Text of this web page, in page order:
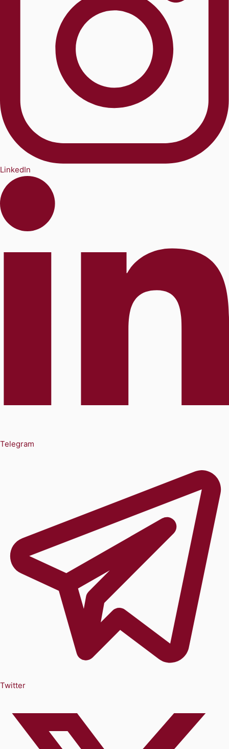
LinkedIn
Telegram
Twitter